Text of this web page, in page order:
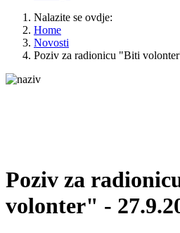
Nalazite se ovdje:
Home
Novosti
Poziv za radionicu "Biti
Poziv za
volonter" -